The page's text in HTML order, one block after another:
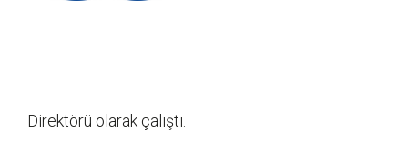
Direktörü olarak çalıştı.